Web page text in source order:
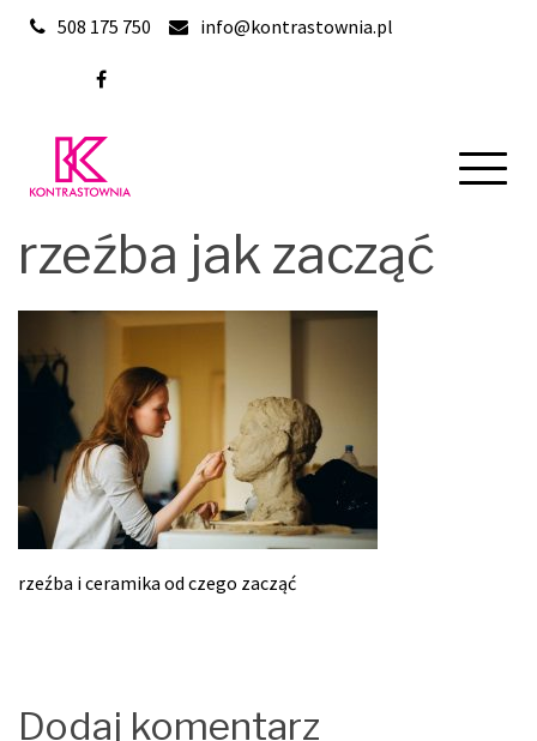
Skip
508 175 750 info@kontrastownia.pl
rzeźba jak zacząć
rzeźba i ceramika od czego zacząć
Dodaj komentarz